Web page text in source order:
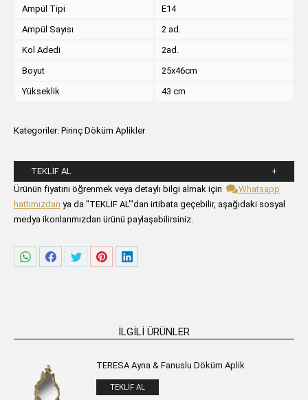
Ampül Tipi
E14
Ampül Sayısı
2 ad.
Kol Adedi
2ad.
Boyut
25x46cm
Yükseklik
43 cm
Kategoriler: Pirinç Döküm Aplikler
TEKLIF AL
Lütfen aşağıdaki formu alanlarını doldurunuz.
Ürünün fiyatını öğrenmek veya detaylı bilgi almak için
Whatsapp
hattımızdan ya da "TEKLİF AL"'dan irtibata geçebilir, aşağıdaki sosyal
medya ikonlarımızdan ürünü paylaşabilirsiniz.
ShareShareShareShareShare
İLGILI ÜRÜNLER
TERESA Ayna & Fanuslu Döküm Aplik
TEKLIF AL